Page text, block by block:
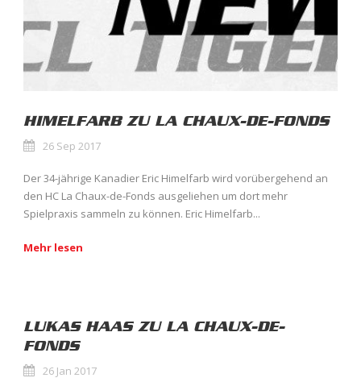
HIMELFARB ZU LA CHAUX-DE-FONDS
26 Sep 2017
Der 34-jährige Kanadier Eric Himelfarb wird vorübergehend an
den HC La Chaux-de-Fonds ausgeliehen um dort mehr
Spielpraxis sammeln zu können. Eric Himelfarb...
Mehr lesen
LUKAS HAAS ZU LA CHAUX-DE-
FONDS
26 Jan 2017